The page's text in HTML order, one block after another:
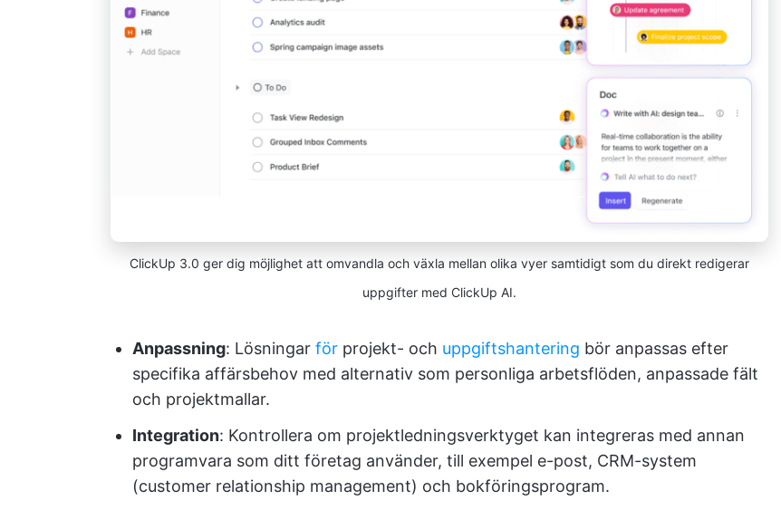
ClickUp 3.0 ger dig möjlighet att omvandla och växla mellan olika vyer samtidigt som du direkt redigerar
uppgifter med ClickUp AI.
Anpassning: Lösningar för projekt- och uppgiftshantering bör anpassas efter
specifika affärsbehov med alternativ som personliga arbetsflöden, anpassade fält
och projektmallar.
Integration: Kontrollera om projektledningsverktyget kan integreras med annan
programvara som ditt företag använder, till exempel e-post, CRM-system
(customer relationship management) och bokföringsprogram.